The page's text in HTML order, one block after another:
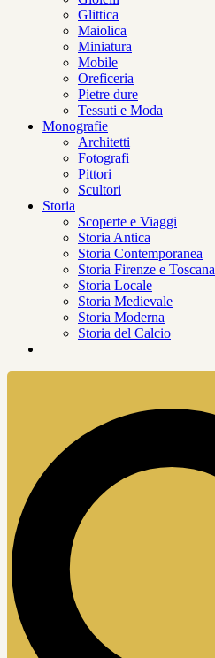
Glittica
Maiolica
Miniatura
Mobile
Oreficeria
Pietre dure
Tessuti e Moda
Monografie
Architetti
Fotografi
Pittori
Scultori
Storia
Scoperte e Viaggi
Storia Antica
Storia Contemporanea
Storia Firenze e Toscana
Storia Locale
Storia Medievale
Storia Moderna
Storia del Calcio